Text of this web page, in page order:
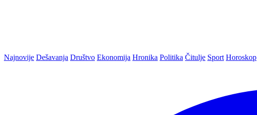
Najnovije Dešavanja Društvo Ekonomija Hronika Politika Čitulje Sport Horoskop